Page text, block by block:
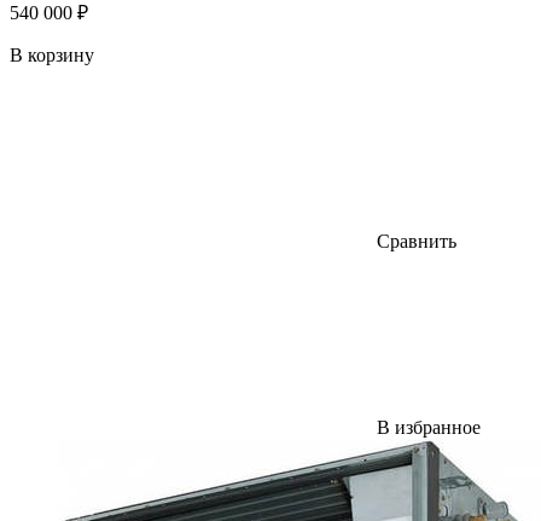
540 000 ₽
В корзину
Сравнить
В избранное